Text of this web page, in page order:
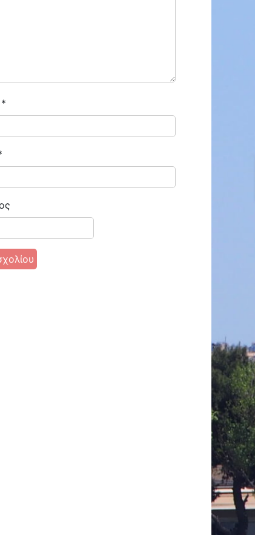
ENOIKIAZETAI ΓΚΑΡΣΟΝΙΕΡΑ ΣΤΗΝ ΜΠΟΤΣΑΡΗ ΕΠΙΠΛΩΜΕΝΗ
€300
*